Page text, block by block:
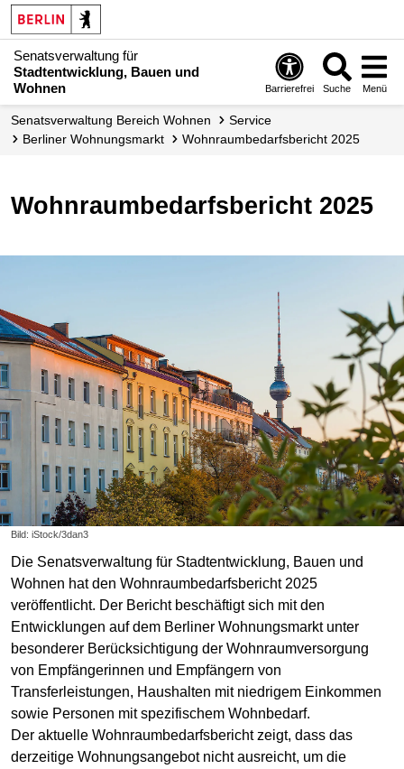
Senatsverwaltung für
Stadtentwicklung, Bauen und
Wohnen
Barrierefrei Suche Menü
Senats­verwaltung Bereich Wohnen
Service
Berliner Wohnungsmarkt
Wohnraumbedarfsbericht 2025
Wohnraumbedarfsbericht 2025
Bild: iStock/3dan3
Die Senatsverwaltung für Stadtentwicklung, Bauen und
Wohnen hat den Wohnraumbedarfsbericht 2025
veröffentlicht. Der Bericht beschäftigt sich mit den
Entwicklungen auf dem Berliner Wohnungsmarkt unter
besonderer Berücksichtigung der Wohnraumversorgung
von Empfängerinnen und Empfängern von
Transferleistungen, Haushalten mit niedrigem Einkommen
sowie Personen mit spezifischem Wohnbedarf.
Der aktuelle Wohnraumbedarfsbericht zeigt, dass das
derzeitige Wohnungsangebot nicht ausreicht, um die